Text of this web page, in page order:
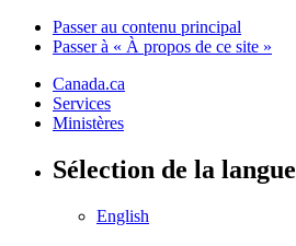
Passer au contenu principal
Passer à « À propos de ce site »
Canada.ca
Services
Ministères
Sélection de la langue
English